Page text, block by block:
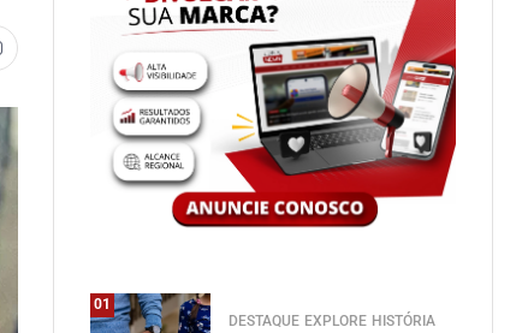
01
DESTAQUE EXPLORE HISTÓRIA